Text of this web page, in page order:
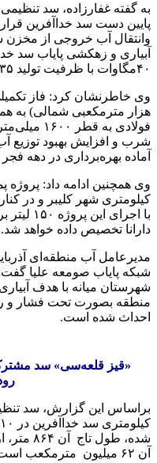
پایین دست سد خداآفرین
وانتقال آب خروجی از مخزن
آبیاری و زهکشی پایاب سد
۴۰مگاوات با ظرفیت تولید ۱۳۵گیگا وات ساعت در سال است.
فولادی به
شرب و افزایش بهبود توزیع
آماده بهره‌برداری در دهه
کیلومتری شهر کلیبر و در
با اجرای
دارانا تخصیص داده خواهد شد.
مدیرعامل آب منطقه‌ای
منطقه بصورت تحت فشار و
احداث شده است.
«قیز قلعه‌سی» سد
آن ۶۲ میلیون مترمکعب است.